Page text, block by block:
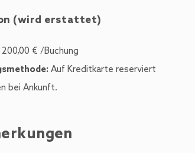
(wird erstattet)
200,00 € /Buchung
Auf Kreditkarte reserviert
bei Ankunft.